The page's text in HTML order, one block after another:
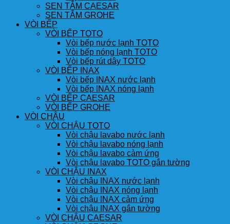
SEN TẮM CAESAR
SEN TẮM GROHE
VÒI BẾP
VÒI BẾP TOTO
Vòi bếp nước lạnh TOTO
Vòi bếp nóng lạnh TOTO
Vòi bếp rút dây TOTO
VÒI BẾP INAX
Vòi bếp INAX nước lạnh
Vòi bếp INAX nóng lạnh
VÒI BẾP CAESAR
VÒI BẾP GROHE
VÒI CHẬU
VÒI CHẬU TOTO
Vòi chậu lavabo nước lạnh
Vòi chậu lavabo nóng lạnh
Vòi chậu lavabo cảm ứng
Vòi chậu lavabo TOTO gắn tường
VÒI CHẬU INAX
Vòi chậu INAX nước lạnh
Vòi chậu INAX nóng lạnh
Vòi chậu INAX cảm ứng
Vòi chậu INAX gắn tường
VÒI CHẬU CAESAR